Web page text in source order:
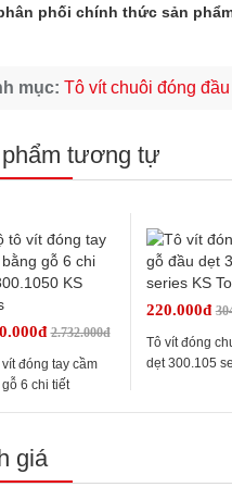
phối chính thức sản
mục: Tô vít chuôi đóng
tương tự
2.732.000đ
đóng tay cầm
6 chi tiết
220.000đ
Tô vít đóng
dẹt 300.105
giá